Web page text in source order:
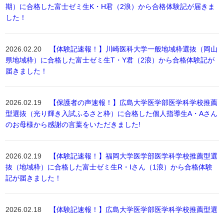
期）に合格した富士ゼミ生K・H君（2浪）から合格体験記が届きま
した！
2026.02.20
【体験記速報！】川崎医科大学一般地域枠選抜（岡山
県地域枠）に合格した富士ゼミ生T・Y君（2浪）から合格体験記が
届きました！
2026.02.19
【保護者の声速報！】広島大学医学部医学科学校推薦
型選抜（光り輝き入試ふるさと枠）に合格した個人指導生A・Aさん
のお母様から感謝の言葉をいただきました!
2026.02.19
【体験記速報！】福岡大学医学部医学科学校推薦型選
抜（地域枠）に合格した富士ゼミ生R・Iさん（1浪）から合格体験
記が届きました！
2026.02.18
【体験記速報！】広島大学医学部医学科学校推薦型選